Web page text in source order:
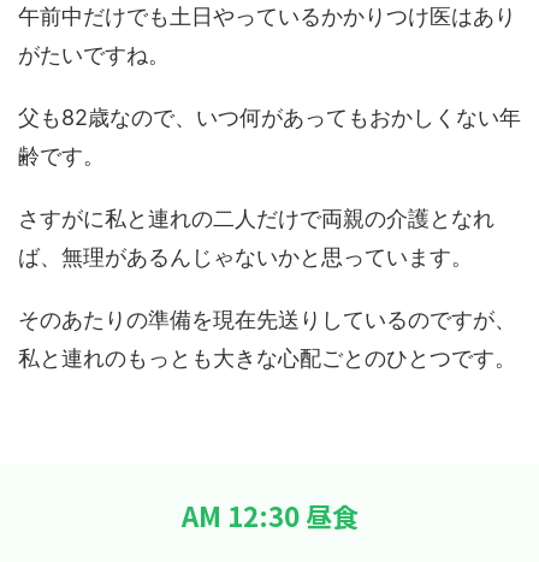
午前中だけでも土日やっているかかりつけ医はあり
がたいですね。
父も82歳なので、いつ何があってもおかしくない年
齢です。
さすがに私と連れの二人だけで両親の介護となれ
ば、無理があるんじゃないかと思っています。
そのあたりの準備を現在先送りしているのですが、
私と連れのもっとも大きな心配ごとのひとつです。
AM 12:30 昼食